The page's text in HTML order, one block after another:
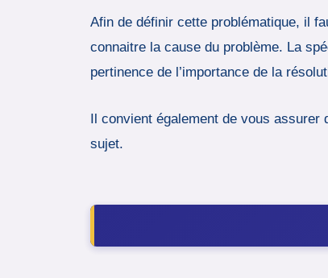
Afin de définir cette problématique, il
connaitre la cause du problème. La
pertinence de l’importance de la
Il convient également de vous
sujet.